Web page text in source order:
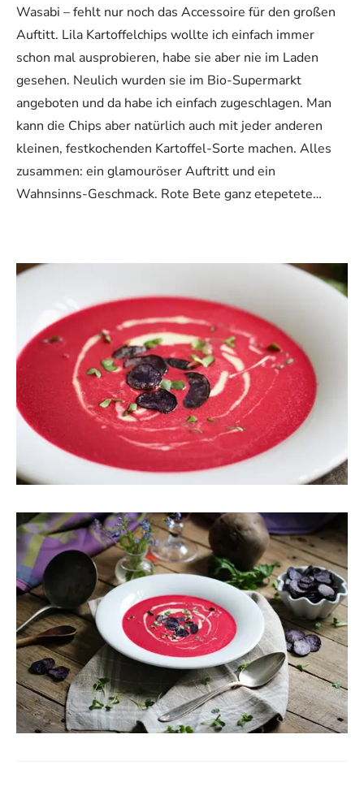
Wasabi – fehlt nur noch das Accessoire für den großen
Auftitt. Lila Kartoffelchips wollte ich einfach immer
schon mal ausprobieren, habe sie aber nie im Laden
gesehen. Neulich wurden sie im Bio-Supermarkt
angeboten und da habe ich einfach zugeschlagen. Man
kann die Chips aber natürlich auch mit jeder anderen
kleinen, festkochenden Kartoffel-Sorte machen. Alles
zusammen: ein glamouröser Auftritt und ein
Wahnsinns-Geschmack. Rote Bete ganz etepetete…